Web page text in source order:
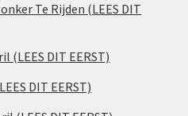
Te Rijden (LEES DIT
(LEES DIT EERST)
DIT EERST)